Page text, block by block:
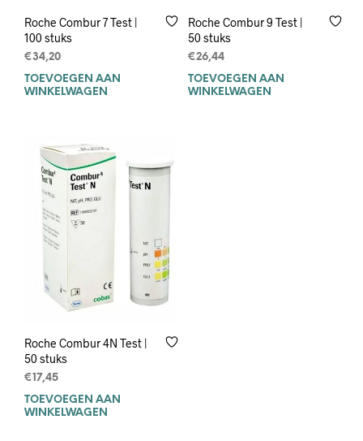
Roche Combur 7 Test |
100 stuks
€34,20
TOEVOEGEN AAN
WINKELWAGEN
Roche Combur 9 Test |
50 stuks
€26,44
TOEVOEGEN AAN
WINKELWAGEN
Roche Combur 4N Test |
50 stuks
€17,45
TOEVOEGEN AAN
WINKELWAGEN